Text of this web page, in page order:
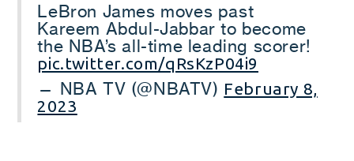
LeBron James moves past
Kareem Abdul-Jabbar to become
the NBA’s all-time leading scorer!
pic.twitter.com/qRsKzP04i9
— NBA TV (@NBATV) February 8,
2023